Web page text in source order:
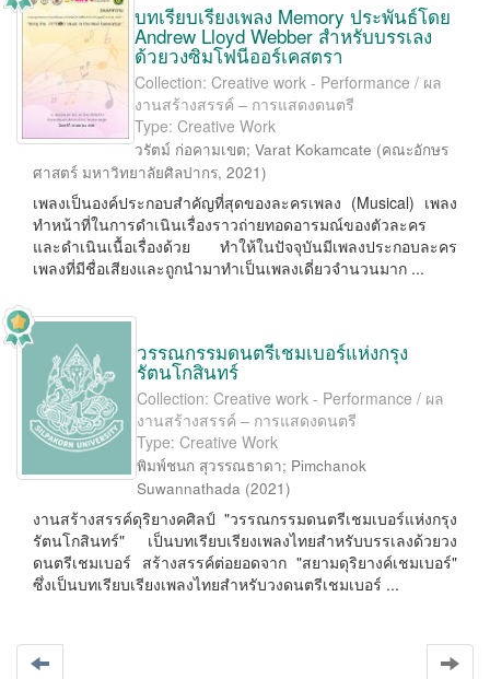
บทเรียบเรียงเพลง Memory ประพันธ์โดย
Andrew Lloyd Webber สำหรับบรรเลง
ด้วยวงซิมโฟนีออร์เคสตรา
Collection: Creative work - Performance / ผล
งานสร้างสรรค์ – การแสดงดนตรี
Type: Creative Work
วรัตม์ ก่อคามเขต; Varat Kokamcate (คณะอักษร
ศาสตร์ มหาวิทยาลัยศิลปากร, 2021)
เพลงเป็นองค์ประกอบสำคัญที่สุดของละครเพลง (Musical) เพลง
ทำหน้าที่ในการดำเนินเรื่องราวถ่ายทอดอารมณ์ของตัวละคร
และดำเนินเนื้อเรื่องด้วย ทำให้ในปัจจุบันมีเพลงประกอบละคร
เพลงที่มีชื่อเสียงและถูกนำมาทำเป็นเพลงเดี่ยวจำนวนมาก ...
วรรณกรรมดนตรีเชมเบอร์แห่งกรุง
รัตนโกสินทร์
Collection: Creative work - Performance / ผล
งานสร้างสรรค์ – การแสดงดนตรี
Type: Creative Work
พิมพ์ชนก สุวรรณธาดา; Pimchanok
Suwannathada (2021)
งานสร้างสรรค์ดุริยางคศิลป์ "วรรณกรรมดนตรีเชมเบอร์แห่งกรุง
รัตนโกสินทร์" เป็นบทเรียบเรียงเพลงไทยสำหรับบรรเลงด้วยวง
ดนตรีเชมเบอร์ สร้างสรรค์ต่อยอดจาก "สยามดุริยางค์เชมเบอร์"
ซึ่งเป็นบทเรียบเรียงเพลงไทยสำหรับวงดนตรีเชมเบอร์ ...